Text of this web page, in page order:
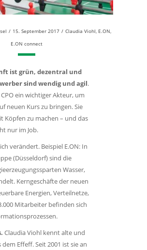
/ 15. September 2017 / Claudia Viohl, E.ON,
E.ON connect
ist grün, dezentral und
sind wendig und agil.
ein wichtiger Akteur, um
neuen Kurs zu bringen. Sie
Köpfen zu machen – und das
nur im Job.
verändert. Beispiel E.ON: In
(Düsseldorf) sind die
Wasser,
Kerngeschäfte der neuen
Energien, Verteilnetze,
Mitarbeiter befinden sich
Claudia Viohl kennt alte und
Effeff. Seit 2001 ist sie an